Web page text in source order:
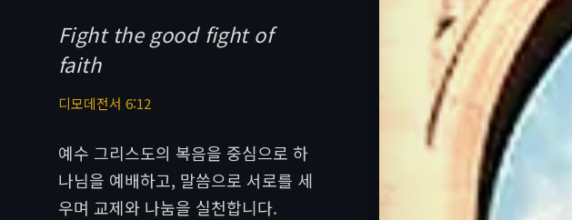
Fight the good fight of
faith
디모데전서 6:12
예수 그리스도의 복음을 중심으로 하
나님을 예배하고, 말씀으로 서로를 세
우며 교제와 나눔을 실천합니다.